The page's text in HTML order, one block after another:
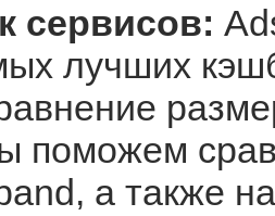
сервисов:
лучших
поможем
а также